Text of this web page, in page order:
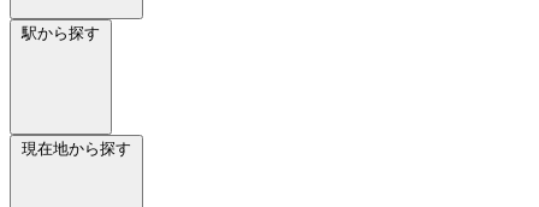
駅から探す
現在地から探す